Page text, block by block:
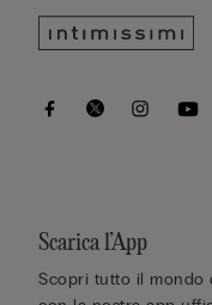
Scarica l’App
Scopri tutto il mondo